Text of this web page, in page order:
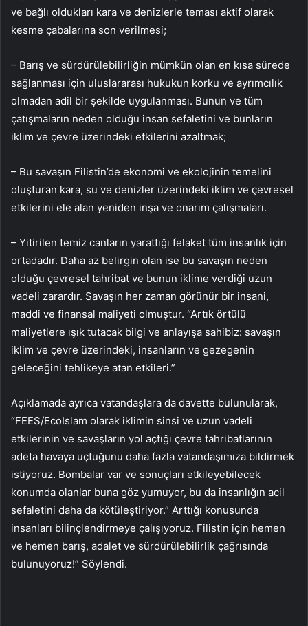
ve bağlı oldukları kara ve denizlerle teması aktif olarak
kesme çabalarına son verilmesi;
– Barış ve sürdürülebilirliğin mümkün olan en kısa sürede
sağlanması için uluslararası hukukun korku ve ayrımcılık
olmadan adil bir şekilde uygulanması. Bunun ve tüm
çatışmaların neden olduğu insan sefaletini ve bunların
iklim ve çevre üzerindeki etkilerini azaltmak;
– Bu savaşın Filistin’de ekonomi ve ekolojinin temelini
oluşturan kara, su ve denizler üzerindeki iklim ve çevresel
etkilerini ele alan yeniden inşa ve onarım çalışmaları.
– Yitirilen temiz canların yarattığı felaket tüm insanlık için
ortadadır. Daha az belirgin olan ise bu savaşın neden
olduğu çevresel tahribat ve bunun iklime verdiği uzun
vadeli zarardır. Savaşın her zaman görünür bir insani,
maddi ve finansal maliyeti olmuştur. “Artık örtülü
maliyetlere ışık tutacak bilgi ve anlayışa sahibiz: savaşın
iklim ve çevre üzerindeki, insanların ve gezegenin
geleceğini tehlikeye atan etkileri.”
Açıklamada ayrıca vatandaşlara da davette bulunularak,
“FEES/EcoIslam olarak iklimin sinsi ve uzun vadeli
etkilerinin ve savaşların yol açtığı çevre tahribatlarının
adeta havaya uçtuğunu daha fazla vatandaşımıza bildirmek
istiyoruz. Bombalar var ve sonuçları etkileyebilecek
konumda olanlar buna göz yumuyor, bu da insanlığın acil
sefaletini daha da kötüleştiriyor.” Arttığı konusunda
insanları bilinçlendirmeye çalışıyoruz. Filistin için hemen
ve hemen barış, adalet ve sürdürülebilirlik çağrısında
bulunuyoruz!” Söylendi.